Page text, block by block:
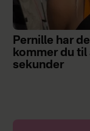
Pernille har
kommer du
sekunder